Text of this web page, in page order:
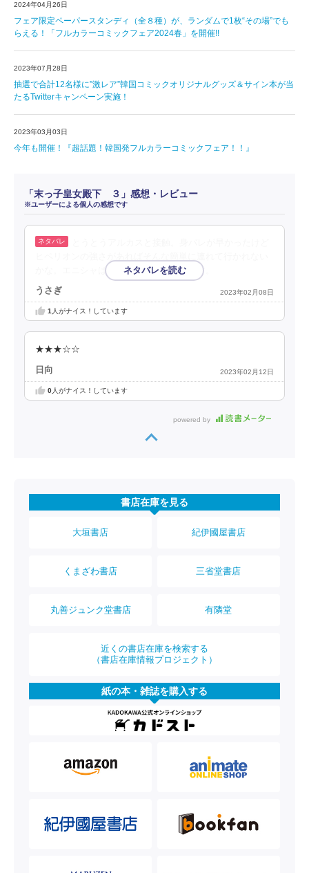
2024年04月26日
フェア限定ペーパースタンディ（全８種）が、ランダムで1枚“その場”でも
らえる！「フルカラーコミックフェア2024春」を開催!!
2023年07月28日
抽選で合計12名様に”激レア”韓国コミックオリジナルグッズ＆サイン本が当
たるTwitterキャンペーン実施！
2023年03月03日
今年も開催！『超話題！韓国発フルカラーコミックフェア！！』
「末っ子皇女殿下 ３」感想・レビュー
※ユーザーによる個人の感想です
かな。エニシャは着々と可愛く育ってます。
うさぎ 2023年02月08日
1人がナイス！しています
★★★☆☆
日向 2023年02月12日
0人がナイス！しています
powered by
書店在庫を見る
大垣書店 紀伊國屋書店
くまざわ書店 三省堂書店
丸善ジュンク堂書店 有隣堂
近くの書店在庫を検索する
（書店在庫情報プロジェクト）
紙の本・雑誌を購入する